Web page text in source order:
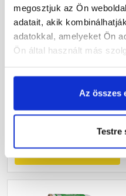
megosztjuk az Ön
adatait, akik
adatokkal, amelyeket Ön
Ön által használt más
Az összes
Testre
Mapei Aquaflex Roof Plus
HR szálerősítéses kenhető
Rendelésre
33 075 Ft/ db
Megnézem